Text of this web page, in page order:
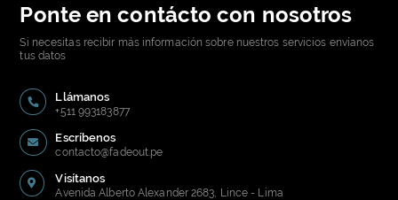
Ponte en contácto con nosotros
Si necesitas recibir más información sobre nuestros servicios envíanos
tus datos
Llámanos
+511 993183877
Escríbenos
contacto@fadeout.pe
Visítanos
Avenida Alberto Alexander 2683, Lince - Lima